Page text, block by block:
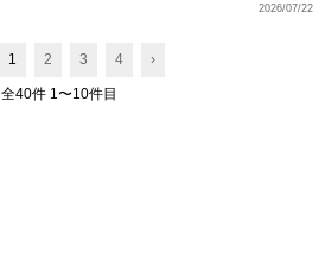
2026/07/22
1 2 3 4 ›
全40件 1〜10件目